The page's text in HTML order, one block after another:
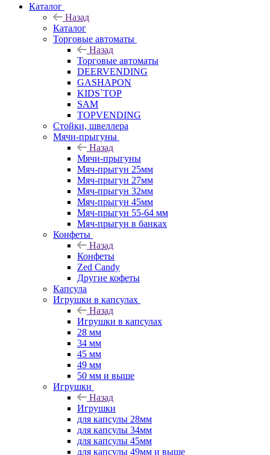
Каталог
Назад
Каталог
Торговые автоматы
Назад
Торговые автоматы
DEERVENDING
GASHAPON
KIDS`TOP
SAM
TOPVENDING
Стойки, швеллера
Мячи-прыгуны
Назад
Мячи-прыгуны
Мяч-прыгун 25мм
Мяч-прыгун 27мм
Мяч-прыгун 32мм
Мяч-прыгун 45мм
Мяч-прыгун 55-64 мм
Мяч-прыгун в банках
Конфеты
Назад
Конфеты
Zed Candy
Другие кофеты
Капсула
Игрушки в капсулах
Назад
Игрушки в капсулах
28 мм
34 мм
45 мм
49 мм
50 мм и выше
Игрушки
Назад
Игрушки
для капсулы 28мм
для капсулы 34мм
для капсулы 45мм
для капсулы 49мм и выше